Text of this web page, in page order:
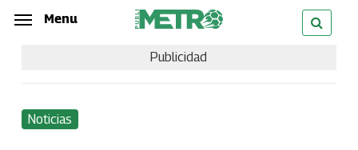
Skip
content
Menu
Publicidad
Noticias
Menu